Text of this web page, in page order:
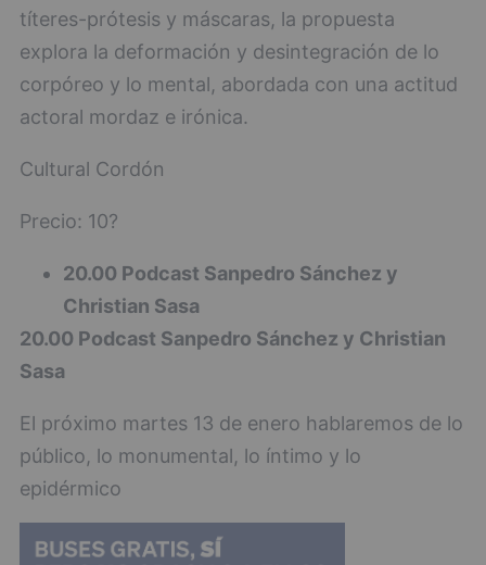
títeres-prótesis y máscaras, la propuesta
explora la deformación y desintegración de lo
corpóreo y lo mental, abordada con una actitud
actoral mordaz e irónica.
Cultural Cordón
Precio: 10?
20.00 Podcast Sanpedro Sánchez y
Christian Sasa
20.00 Podcast Sanpedro Sánchez y Christian
Sasa
El próximo martes 13 de enero hablaremos de lo
público, lo monumental, lo íntimo y lo
epidérmico